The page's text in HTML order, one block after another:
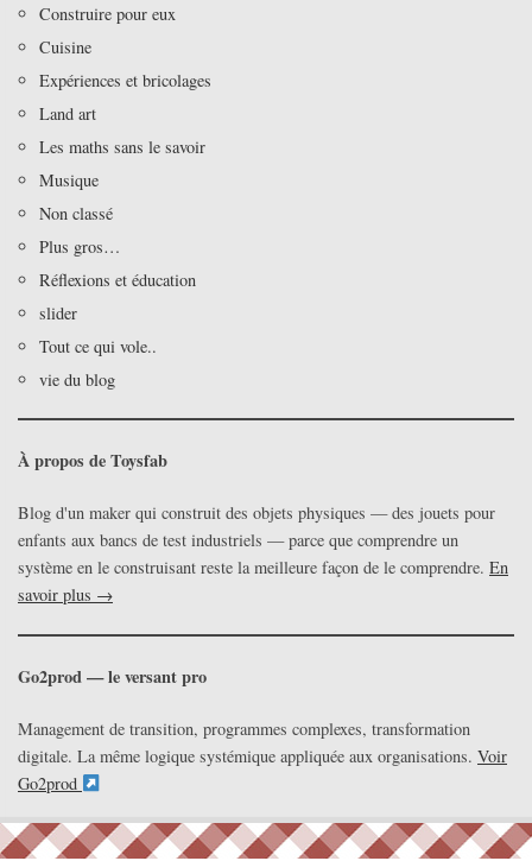
Construire pour eux
Cuisine
Expériences et bricolages
Land art
Les maths sans le savoir
Musique
Non classé
Plus gros…
Réflexions et éducation
slider
Tout ce qui vole..
vie du blog
À propos de Toysfab
Blog d'un maker qui construit des objets physiques — des jouets pour
enfants aux bancs de test industriels — parce que comprendre un
système en le construisant reste la meilleure façon de le comprendre. En
savoir plus →
Go2prod — le versant pro
Management de transition, programmes complexes, transformation
digitale. La même logique systémique appliquée aux organisations. Voir
Go2prod